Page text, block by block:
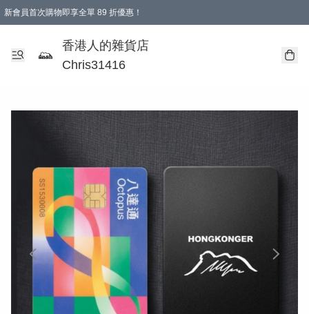
新會員首次購物即享全單 89 折優惠！
購物滿 HKD 499.00即享免運費優惠！（適用於 本地送貨、本地取貨 )
【滿 $300 專屬驚喜：無聲信物（最後一批）】
香港人的雜貨店
Chris31416